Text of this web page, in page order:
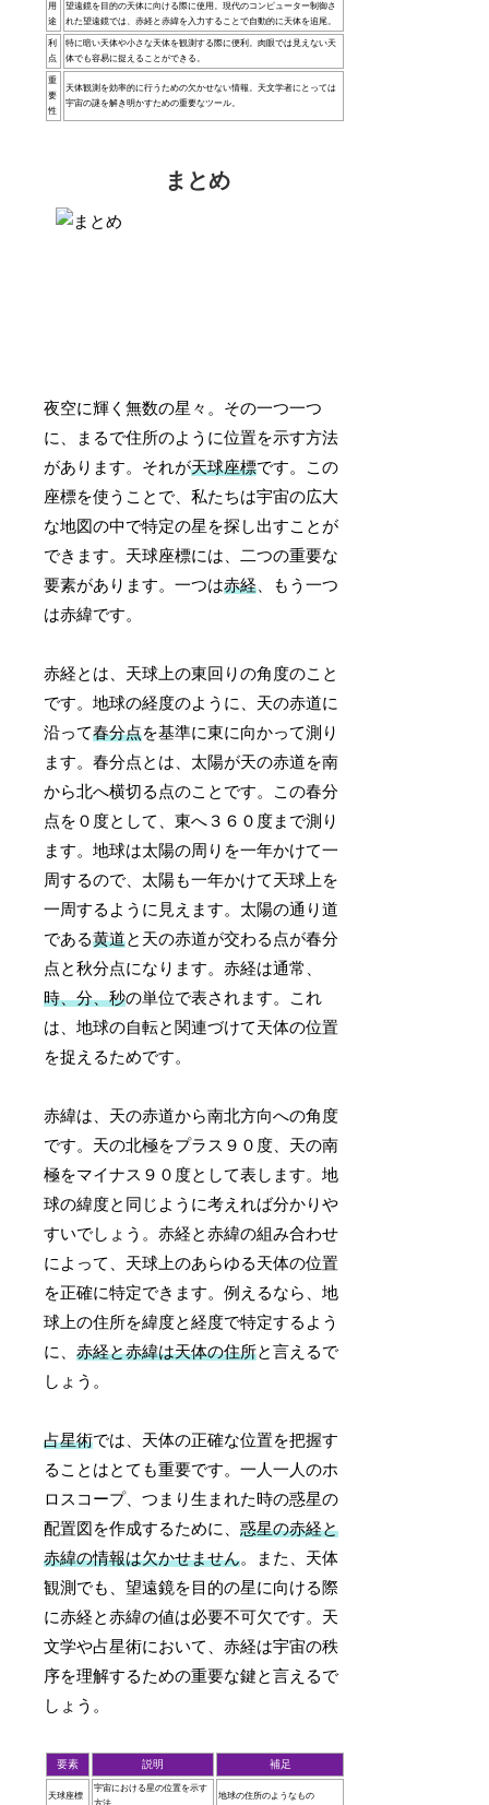
用
途
望遠鏡を目的の天体に向ける際に使用。現代のコンピューター制御さ
れた望遠鏡では、赤経と赤緯を入力することで自動的に天体を追尾。
利
点
特に暗い天体や小さな天体を観測する際に便利。肉眼では見えない天
体でも容易に捉えることができる。
重
要
性
天体観測を効率的に行うための欠かせない情報。天文学者にとっては
宇宙の謎を解き明かすための重要なツール。
まとめ
夜空に輝く無数の星々。その一つ一つ
に、まるで住所のように位置を示す方法
があります。それが天球座標です。この
座標を使うことで、私たちは宇宙の広大
な地図の中で特定の星を探し出すことが
できます。天球座標には、二つの重要な
要素があります。一つは赤経 、もう一つ
は赤緯です。
赤経とは、天球上の東回りの角度のこと
です。地球の経度のように、天の赤道に
沿って春分点を基準に東に向かって測り
ます。春分点とは、太陽が天の赤道を南
から北へ横切る点のことです。この春分
点を０度として、東へ３６０度まで測り
ます。地球は太陽の周りを一年かけて一
周するので、太陽も一年かけて天球上を
一周するように見えます。太陽の通り道
である黄道と天の赤道が交わる点が春分
点と秋分点になります。赤経は通常、
時、分、秒の単位で表されます。これ
は、地球の自転と関連づけて天体の位置
を捉えるためです。
赤緯は、天の赤道から南北方向への角度
です。天の北極をプラス９０度、天の南
極をマイナス９０度として表します。地
球の緯度と同じように考えれば分かりや
すいでしょう。赤経と赤緯の組み合わせ
によって、天球上のあらゆる天体の位置
を正確に特定できます。例えるなら、地
球上の住所を緯度と経度で特定するよう
に、赤経と赤緯は天体の住所と言えるで
しょう。
占星術では、天体の正確な位置を把握す
ることはとても重要です。一人一人のホ
ロスコープ、つまり生まれた時の惑星の
配置図を作成するために、惑星の赤経と
赤緯の情報は欠かせません。また、天体
観測でも、望遠鏡を目的の星に向ける際
に赤経と赤緯の値は必要不可欠です。天
文学や占星術において、赤経は宇宙の秩
序を理解するための重要な鍵と言えるで
しょう。
要素 説明 補足
天球座標
宇宙における星の位置を示す
方法
地球の住所のようなもの